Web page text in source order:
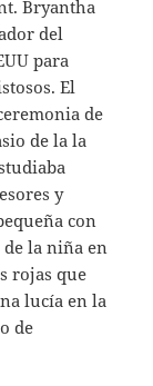
Bryantha
del
para
El
de
de la la
y
con
la niña en
rojas que
lucía en la
de